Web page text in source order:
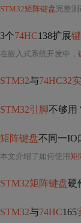
STM32矩阵键盘完整测试
3个74HC138扩展
在嵌入式系统开发中，
STM32与74HC32
STM32引脚不够用
矩阵键盘不同一IO
本文介绍了如何使用矩
STM32矩阵键盘硬
STM32与74HC165